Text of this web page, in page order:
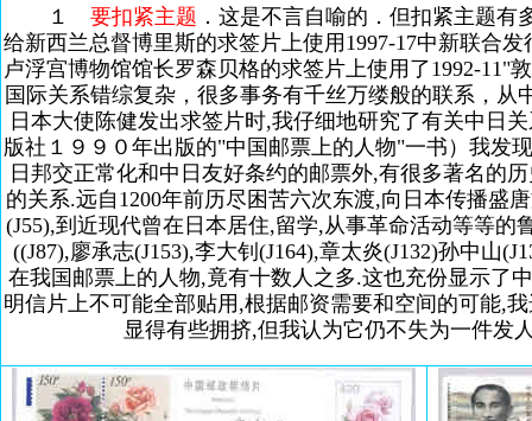
１ 要扣紧主题 ．这是不言自喻的．但扣紧主题
给新西兰总督博里斯的求签片上使用1997-17中新联合
卢浮宫博物馆馆长罗森贝格的求签片上使用了1992-11"
国际关系错综复杂，很多事务有千丝万缕般的联系，
日本大使陈健发出求签片时,我仔细地研究了有关中日
版社１９９０年出版的"中国邮票上的人物"一书）我发
日邦交正常化和中日友好条约的邮票外,有很多著名的
的关系.远自1200年前历尽困苦六次东渡,向日本传播盛
(J55),到近现代曾在日本居住,留学,从事革命活动等等的
((J87),廖承志(J153),李大钊(J164),章太炎(J132)孙中山
在我国邮票上的人物,竟有十数人之多.这也充份显示了
明信片上不可能全部贴用,根据邮资需要和空间的可能,
显得有些拥挤,但我认为它仍不失为一件发